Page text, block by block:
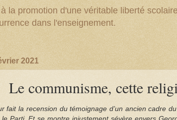
la promotion d'une véritable liberté
dans l'enseignement.
2021
Le communisme, cette
fait la recension du témoignage d’un ancien cadre